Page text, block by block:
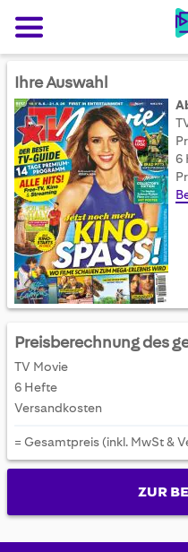
Ihre Auswahl
6
Preisberechnung des
TV Movie
6 Hefte
Versandkosten
= Gesamtpreis (inkl. MwSt &
ZUR